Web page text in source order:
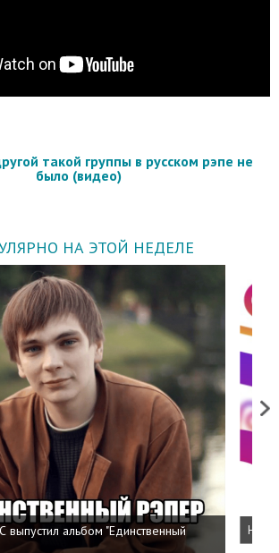
такой группы в русском рэпе не
было (видео)
НА ЭТОЙ НЕДЕЛЕ
выпустил альбом "Единственный
Next